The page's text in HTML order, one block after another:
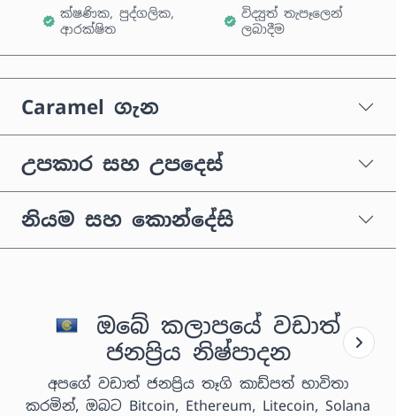
ක්ෂණික, පුද්ගලික,
ආරක්ෂිත
විද්‍යුත් තැපෑලෙන්
ලබාදීම
Caramel ගැන
උපකාර සහ උපදෙස්
නියම සහ කොන්දේසි
ඔබේ කලාපයේ වඩාත්
ජනප්‍රිය නිෂ්පාදන
අපගේ වඩාත් ජනප්‍රිය තෑගි කාඩ්පත් භාවිතා
කරමින්, ඔබට Bitcoin, Ethereum, Litecoin, Solana